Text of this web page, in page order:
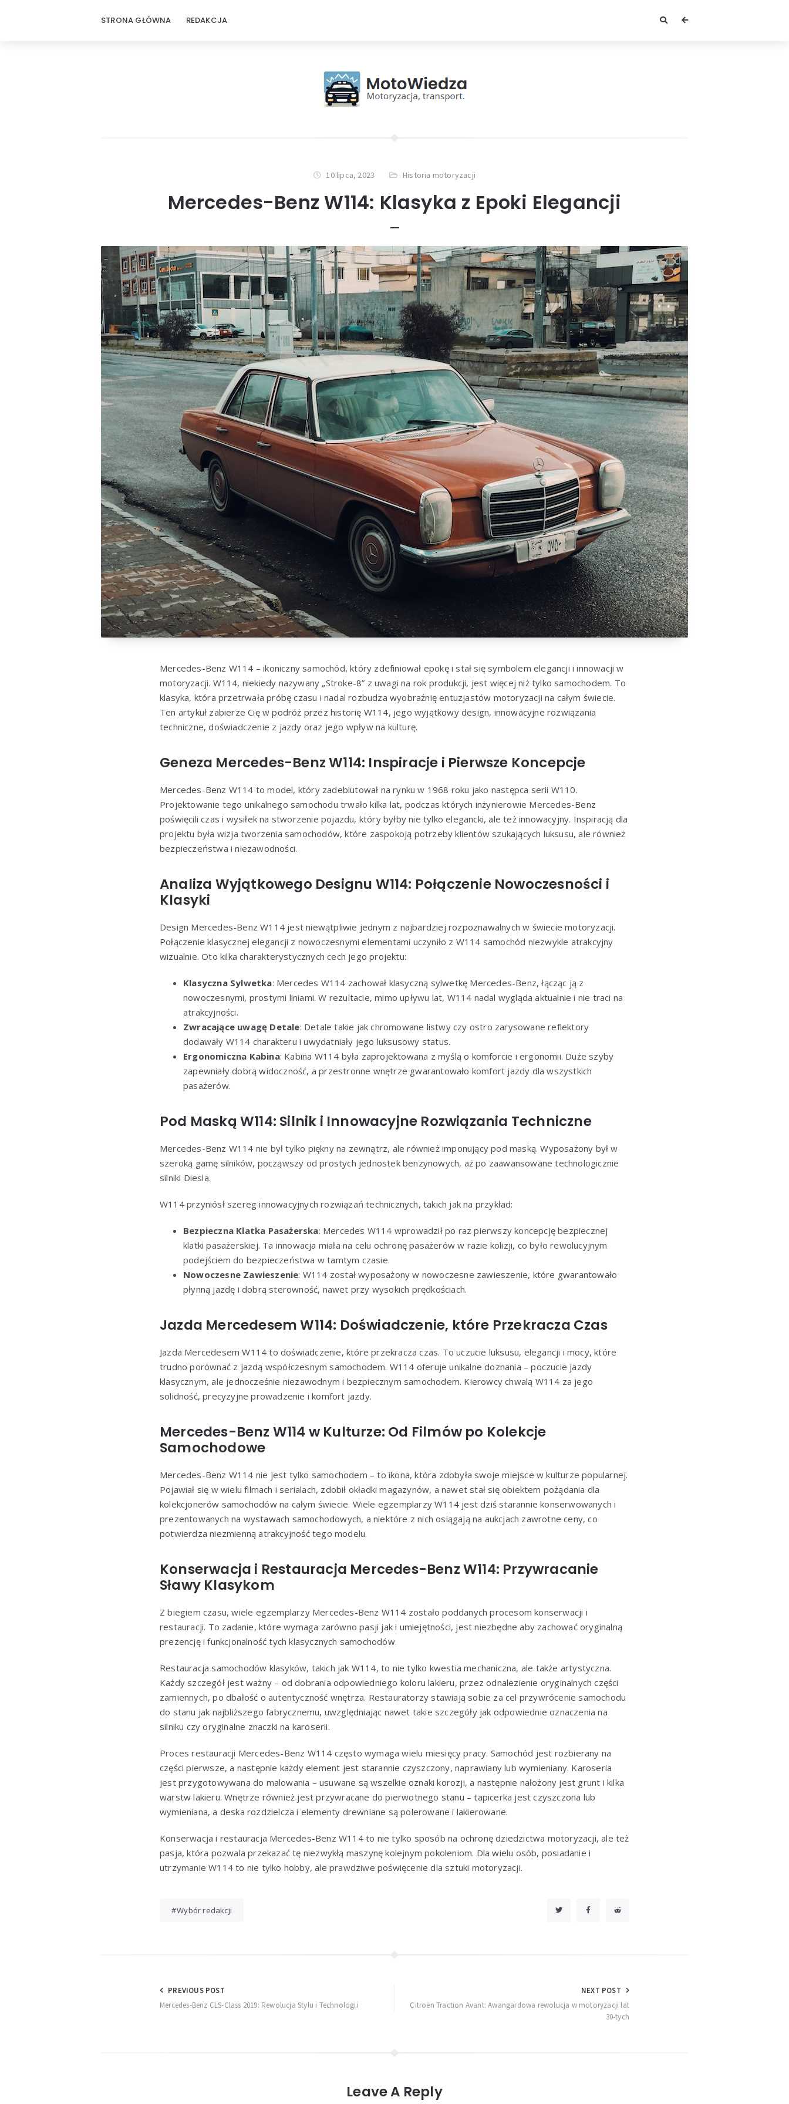
STRONA GŁÓWNA REDAKCJA
10 lipca, 2023 Historia motoryzacji
Mercedes-Benz W114: Klasyka z Epoki Elegancji
Mercedes-Benz W114 – ikoniczny samochód, który zdefiniował epokę i stał się symbolem elegancji i innowacji w
motoryzacji. W114, niekiedy nazywany „Stroke-8” z uwagi na rok produkcji, jest więcej niż tylko samochodem. To
klasyka, która przetrwała próbę czasu i nadal rozbudza wyobraźnię entuzjastów motoryzacji na całym świecie.
Ten artykuł zabierze Cię w podróż przez historię W114, jego wyjątkowy design, innowacyjne rozwiązania
techniczne, doświadczenie z jazdy oraz jego wpływ na kulturę.
Geneza Mercedes-Benz W114: Inspiracje i Pierwsze Koncepcje
Mercedes-Benz W114 to model, który zadebiutował na rynku w 1968 roku jako następca serii W110.
Projektowanie tego unikalnego samochodu trwało kilka lat, podczas których inżynierowie Mercedes-Benz
poświęcili czas i wysiłek na stworzenie pojazdu, który byłby nie tylko elegancki, ale też innowacyjny. Inspiracją dla
projektu była wizja tworzenia samochodów, które zaspokoją potrzeby klientów szukających luksusu, ale również
bezpieczeństwa i niezawodności.
Analiza Wyjątkowego Designu W114: Połączenie Nowoczesności i
Klasyki
Design Mercedes-Benz W114 jest niewątpliwie jednym z najbardziej rozpoznawalnych w świecie motoryzacji.
Połączenie klasycznej elegancji z nowoczesnymi elementami uczyniło z W114 samochód niezwykle atrakcyjny
wizualnie. Oto kilka charakterystycznych cech jego projektu:
Klasyczna Sylwetka: Mercedes W114 zachował klasyczną sylwetkę Mercedes-Benz, łącząc ją z
nowoczesnymi, prostymi liniami. W rezultacie, mimo upływu lat, W114 nadal wygląda aktualnie i nie traci na
atrakcyjności.
Zwracające uwagę Detale: Detale takie jak chromowane listwy czy ostro zarysowane reflektory
dodawały W114 charakteru i uwydatniały jego luksusowy status.
Ergonomiczna Kabina: Kabina W114 była zaprojektowana z myślą o komforcie i ergonomii. Duże szyby
zapewniały dobrą widoczność, a przestronne wnętrze gwarantowało komfort jazdy dla wszystkich
pasażerów.
Pod Maską W114: Silnik i Innowacyjne Rozwiązania Techniczne
Mercedes-Benz W114 nie był tylko piękny na zewnątrz, ale również imponujący pod maską. Wyposażony był w
szeroką gamę silników, począwszy od prostych jednostek benzynowych, aż po zaawansowane technologicznie
silniki Diesla.
W114 przyniósł szereg innowacyjnych rozwiązań technicznych, takich jak na przykład:
Bezpieczna Klatka Pasażerska: Mercedes W114 wprowadził po raz pierwszy koncepcję bezpiecznej
klatki pasażerskiej. Ta innowacja miała na celu ochronę pasażerów w razie kolizji, co było rewolucyjnym
podejściem do bezpieczeństwa w tamtym czasie.
Nowoczesne Zawieszenie: W114 został wyposażony w nowoczesne zawieszenie, które gwarantowało
płynną jazdę i dobrą sterowność, nawet przy wysokich prędkościach.
Jazda Mercedesem W114: Doświadczenie, które Przekracza Czas
Jazda Mercedesem W114 to doświadczenie, które przekracza czas. To uczucie luksusu, elegancji i mocy, które
trudno porównać z jazdą współczesnym samochodem. W114 oferuje unikalne doznania – poczucie jazdy
klasycznym, ale jednocześnie niezawodnym i bezpiecznym samochodem. Kierowcy chwalą W114 za jego
solidność, precyzyjne prowadzenie i komfort jazdy.
Mercedes-Benz W114 w Kulturze: Od Filmów po Kolekcje
Samochodowe
Mercedes-Benz W114 nie jest tylko samochodem – to ikona, która zdobyła swoje miejsce w kulturze popularnej.
Pojawiał się w wielu filmach i serialach, zdobił okładki magazynów, a nawet stał się obiektem pożądania dla
kolekcjonerów samochodów na całym świecie. Wiele egzemplarzy W114 jest dziś starannie konserwowanych i
prezentowanych na wystawach samochodowych, a niektóre z nich osiągają na aukcjach zawrotne ceny, co
potwierdza niezmienną atrakcyjność tego modelu.
Konserwacja i Restauracja Mercedes-Benz W114: Przywracanie
Sławy Klasykom
Z biegiem czasu, wiele egzemplarzy Mercedes-Benz W114 zostało poddanych procesom konserwacji i
restauracji. To zadanie, które wymaga zarówno pasji jak i umiejętności, jest niezbędne aby zachować oryginalną
prezencję i funkcjonalność tych klasycznych samochodów.
Restauracja samochodów klasyków, takich jak W114, to nie tylko kwestia mechaniczna, ale także artystyczna.
Każdy szczegół jest ważny – od dobrania odpowiedniego koloru lakieru, przez odnalezienie oryginalnych części
zamiennych, po dbałość o autentyczność wnętrza. Restauratorzy stawiają sobie za cel przywrócenie samochodu
do stanu jak najbliższego fabrycznemu, uwzględniając nawet takie szczegóły jak odpowiednie oznaczenia na
silniku czy oryginalne znaczki na karoserii.
Proces restauracji Mercedes-Benz W114 często wymaga wielu miesięcy pracy. Samochód jest rozbierany na
części pierwsze, a następnie każdy element jest starannie czyszczony, naprawiany lub wymieniany. Karoseria
jest przygotowywana do malowania – usuwane są wszelkie oznaki korozji, a następnie nałożony jest grunt i kilka
warstw lakieru. Wnętrze również jest przywracane do pierwotnego stanu – tapicerka jest czyszczona lub
wymieniana, a deska rozdzielcza i elementy drewniane są polerowane i lakierowane.
Konserwacja i restauracja Mercedes-Benz W114 to nie tylko sposób na ochronę dziedzictwa motoryzacji, ale też
pasja, która pozwala przekazać tę niezwykłą maszynę kolejnym pokoleniom. Dla wielu osób, posiadanie i
utrzymanie W114 to nie tylko hobby, ale prawdziwe poświęcenie dla sztuki motoryzacji.
Wybór redakcji
Nawigacja
wpisu
PREVIOUS POST
Mercedes-Benz CLS-Class 2019: Rewolucja Stylu i Technologii
NEXT POST
Citroën Traction Avant: Awangardowa rewolucja w motoryzacji lat
30-tych
Leave A Reply